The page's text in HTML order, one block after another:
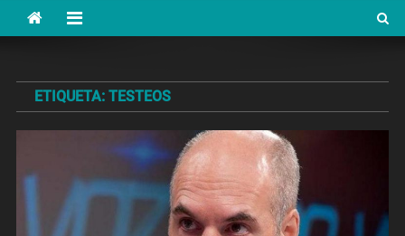
ETIQUETA: TESTEOS